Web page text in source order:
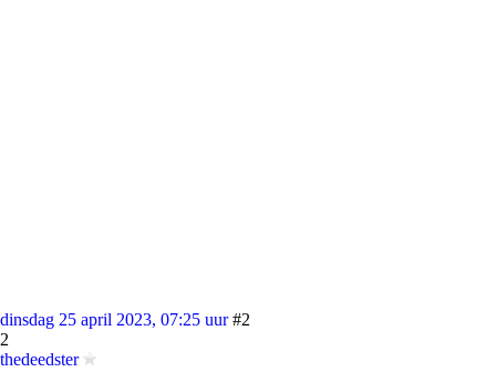
dinsdag 25 april 2023, 07:25 uur #2
2
thedeedster